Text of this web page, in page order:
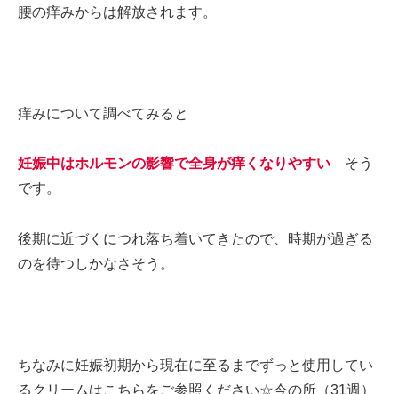
腰の痒みからは解放されます。
痒みについて調べてみると
妊娠中はホルモンの影響で全身が痒くなりやすい そう
です。
後期に近づくにつれ落ち着いてきたので、時期が過ぎる
のを待つしかなさそう。
ちなみに妊娠初期から現在に至るまでずっと使用してい
るクリームはこちらをご参照ください☆今の所（31週）